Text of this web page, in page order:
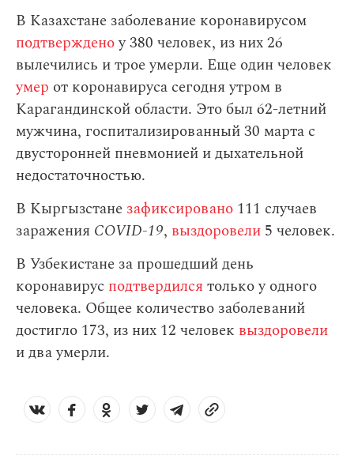
В Казахстане заболевание коронавирусом
подтвержденоу 380 человек, из них 26
вылечились и трое умерли. Еще один человек
умер от коронавируса сегодня утром в
Карагандинской области. Это был 62-летний
мужчина, госпитализированный 30 марта с
двусторонней пневмонией и дыхательной
недостаточностью.
В Кыргызстане зафиксировано 111 случаев
заражения СOVID-19, выздоровели 5 человек.
В Узбекистане за прошедший день
коронавирус подтвердился только у одного
человека. Общее количество заболеваний
достигло 173, из них 12 человек выздоровели
и два умерли.